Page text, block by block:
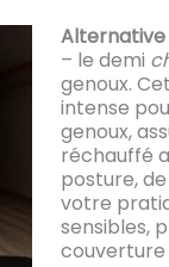
Alternative
– le demi
genoux.
intense
genoux,
réchauffé
posture,
votre
sensibles,
couverture